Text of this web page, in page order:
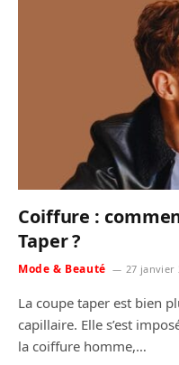
Coiffure :
Taper ?
Mode & Beauté 27 janvier
La coupe taper est bien
capillaire. Elle s’est
la coiffure homme,…